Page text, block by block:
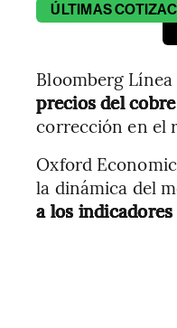
ÚLTIMAS
Bloomberg
precios del
corrección en el
Oxford
la dinámica del
a los